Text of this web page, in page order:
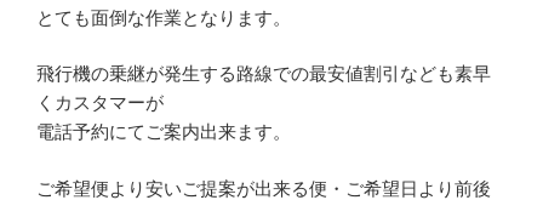
とても面倒な作業となります。
飛行機の乗継が発生する路線での最安値割引なども素早
くカスタマーが
電話予約にてご案内出来ます。
ご希望便より安いご提案が出来る便・ご希望日より前後